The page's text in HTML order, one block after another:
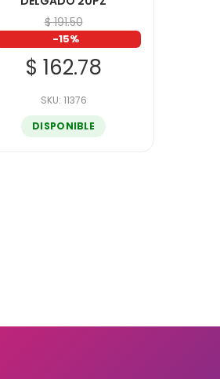
$ 191.50
-15%
$ 162.78
SKU: 11376
DISPONIBLE